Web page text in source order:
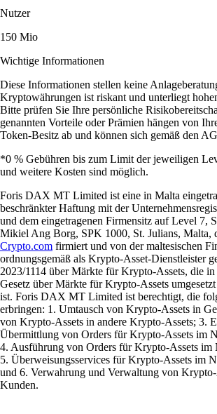
Nutzer
150 Mio
Wichtige Informationen
Diese Informationen stellen keine
Kryptowährungen ist riskant und unterliegt
Bitte prüfen Sie Ihre persönliche
genannten Vorteile oder Prämien hängen von
Token-Besitz ab und können sich gemäß den
*0 % Gebühren bis zum Limit der jeweiligen
und weitere Kosten sind möglich.
Foris DAX MT Limited ist eine in Malta
beschränkter Haftung mit der
und dem eingetragenen Firmensitz auf Level 7,
Mikiel Ang Borg, SPK 1000, St. Julians, Malta,
Crypto.com firmiert und von der maltesischen
ordnungsgemäß als Krypto-Asset-Dienstleister
2023/1114 über Märkte für Krypto-Assets, die
Gesetz über Märkte für Krypto-Assets
ist. Foris DAX MT Limited ist berechtigt, die
erbringen: 1. Umtausch von Krypto-Assets in
von Krypto-Assets in andere Krypto-Assets; 3.
Übermittlung von Orders für Krypto-Assets im
4. Ausführung von Orders für Krypto-Assets im
5. Überweisungsservices für Krypto-Assets im
und 6. Verwahrung und Verwaltung von
Kunden.